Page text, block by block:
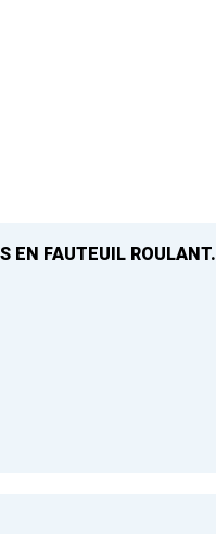
EN FAUTEUIL ROULANT.